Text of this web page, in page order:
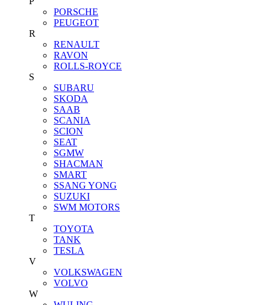
PORSCHE
PEUGEOT
R
RENAULT
RAVON
ROLLS-ROYCE
S
SUBARU
SKODA
SAAB
SCANIA
SCION
SEAT
SGMW
SHACMAN
SMART
SSANG YONG
SUZUKI
SWM MOTORS
T
TOYOTA
TANK
TESLA
V
VOLKSWAGEN
VOLVO
W